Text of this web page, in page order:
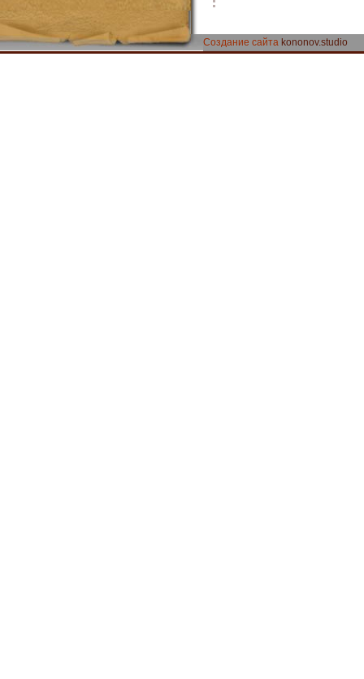
Создание сайта kononov.studio